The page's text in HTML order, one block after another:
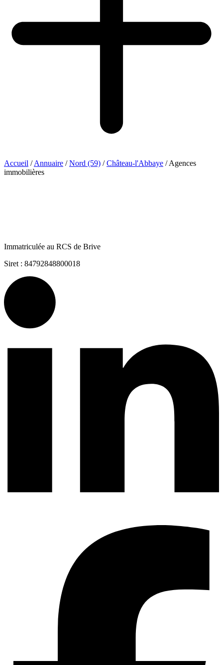
Accueil / Annuaire / Nord (59) / Château-l'Abbaye / Agences
immobilières
Immatriculée au RCS de Brive
Siret : 84792848800018